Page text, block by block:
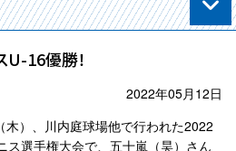
U-16優勝！
2022年05月12日
）、川内庭球場他で行われた2022
ス選手権大会で、五十嵐（昊）さん